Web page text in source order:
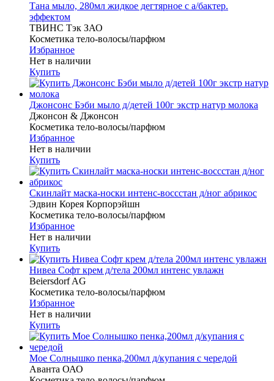
Тана мыло, 280мл жидкое дегтярное с а/бактер.
эффектом
ТВИНС Тэк ЗАО
Косметика тело-волосы/парфюм
Избранное
Нет в наличии
Купить
Джонсонс Бэби мыло д/детей 100г экстр натур молока
Джонсон & Джонсон
Косметика тело-волосы/парфюм
Избранное
Нет в наличии
Купить
Скинлайт маска-носки интенс-воссстан д/ног абрикос
Эдвин Корея Корпорэйшн
Косметика тело-волосы/парфюм
Избранное
Нет в наличии
Купить
Нивеа Софт крем д/тела 200мл интенс увлажн
Beiersdorf AG
Косметика тело-волосы/парфюм
Избранное
Нет в наличии
Купить
Мое Солнышко пенка,200мл д/купания с чередой
Аванта ОАО